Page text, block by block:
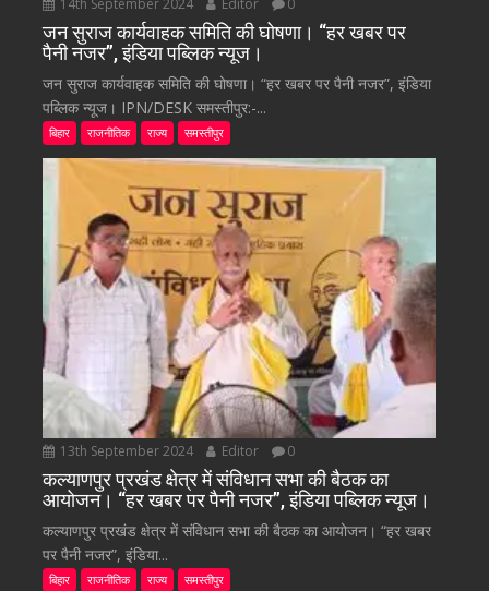
जन सुराज कार्यवाहक समिति की घोषणा। “हर खबर पर
पैनी नजर”, इंडिया पब्लिक न्यूज।
जन सुराज कार्यवाहक समिति की घोषणा। “हर खबर पर पैनी नजर”, इंडिया
पब्लिक न्यूज। IPN/DESK समस्तीपुर:-...
बिहार राजनीतिक राज्य समस्तीपुर
13th September 2024 Editor 0
कल्याणपुर प्रखंड क्षेत्र में संविधान सभा की बैठक का
आयोजन। “हर खबर पर पैनी नजर”, इंडिया पब्लिक न्यूज।
कल्याणपुर प्रखंड क्षेत्र में संविधान सभा की बैठक का आयोजन। “हर खबर
पर पैनी नजर”, इंडिया...
बिहार राजनीतिक राज्य समस्तीपुर